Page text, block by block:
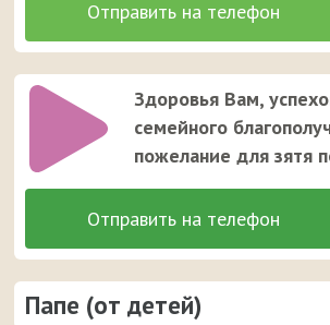
Здоровья Вам,
семейного
пожелание для зятя
Папе (от детей)